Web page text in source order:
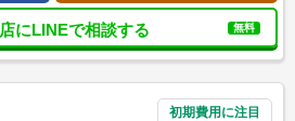
にLINEで相談する 無料
初期費用に注目